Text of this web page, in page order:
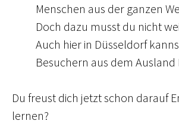
Menschen aus der ganzen
Doch dazu musst du nicht
Auch hier in Düsseldorf
Besuchern aus dem Ausland
Du freust dich jetzt schon darauf
lernen?